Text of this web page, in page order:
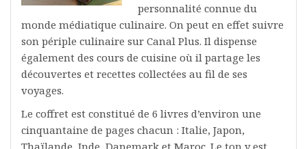
personnalité connue du
monde médiatique culinaire. On peut en effet suivre
son périple culinaire sur Canal Plus. Il dispense
également des cours de cuisine où il partage les
découvertes et recettes collectées au fil de ses
voyages.
Le coffret est constitué de 6 livres d’environ une
cinquantaine de pages chacun : Italie, Japon,
Thaïlande, Inde, Danemark et Maroc. Le ton y est